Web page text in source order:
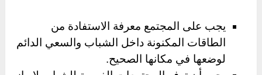
يجب على المجتمع معرفة الاستفادة من
الطاقات المكنونة داخل الشباب والسعي الدائم
لوضعها في مكانها الصحيح.